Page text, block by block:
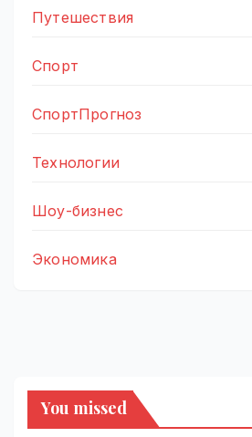
Путешествия
Спорт
СпортПрогноз
Технологии
Шоу-бизнес
Экономика
You missed